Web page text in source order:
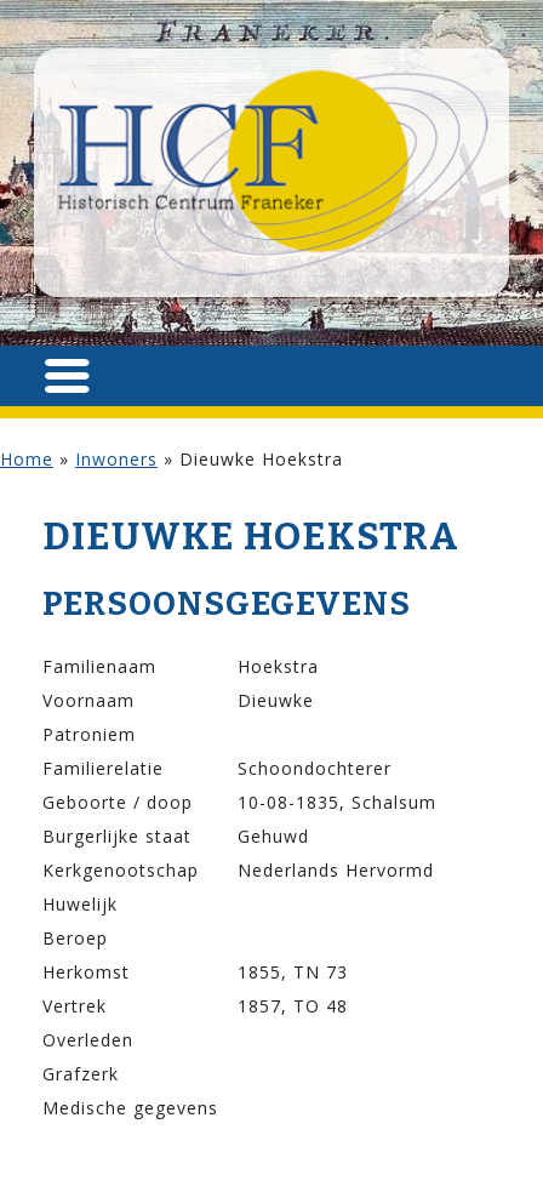
Home » Inwoners » Dieuwke Hoekstra
DIEUWKE HOEKSTRA
PERSOONSGEGEVENS
Familienaam
Hoekstra
Voornaam
Dieuwke
Patroniem
Familierelatie
Schoondochterer
Geboorte / doop
10-08-1835, Schalsum
Burgerlijke staat
Gehuwd
Kerkgenootschap
Nederlands Hervormd
Huwelijk
Beroep
Herkomst
1855, TN 73
Vertrek
1857, TO 48
Overleden
Grafzerk
Medische gegevens